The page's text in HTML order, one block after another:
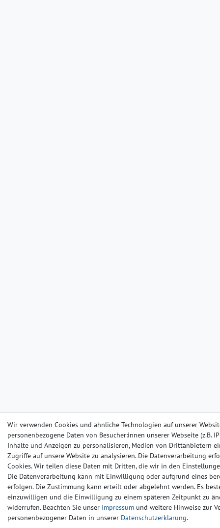
Wir verwenden Cookies und ähnliche Technologien auf unserer
personenbezogene Daten von Besucher:innen unserer Webseite (z.B.
Inhalte und Anzeigen zu personalisieren, Medien von Drittanbietern
Zugriffe auf unsere Website zu analysieren. Die Datenverarbeitung
Cookies. Wir teilen diese Daten mit Dritten, die wir in den
Die Datenverarbeitung kann mit Einwilligung oder aufgrund eines
erfolgen. Die Zustimmung kann erteilt oder abgelehnt werden. Es
einzuwilligen und die Einwilligung zu einem späteren Zeitpunkt zu
widerrufen. Beachten Sie unser Impressum und weitere Hinweise zur
personenbezogener Daten in unserer Daten­schutz­erklärung.